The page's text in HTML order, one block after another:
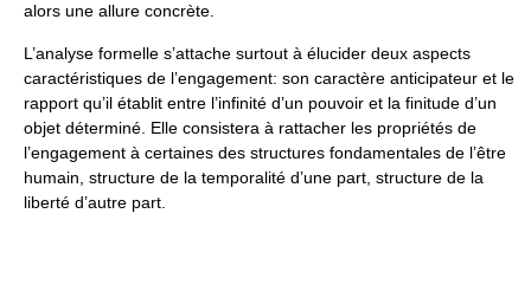
alors une allure concrète.
L’analyse formelle s’attache surtout à élucider deux aspects
caractéristiques de l’engagement: son caractère anticipateur et le
rapport qu’il établit entre l’infinité d’un pouvoir et la finitude d’un
objet déterminé. Elle consistera à rattacher les propriétés de
l’engagement à certaines des structures fondamentales de l’être
humain, structure de la temporalité d’une part, structure de la
liberté d’autre part.